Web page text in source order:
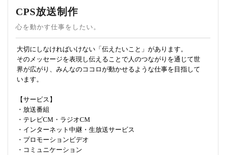
CPS放送制作
心を動かす仕事をしたい。
大切にしなければいけない「伝えたいこと」があります。
そのメッセージを表現し伝えることで人のつながりを通じて世
界が広がり、みんなのココロが動かせるような仕事を目指して
います。
【サービス】
・放送番組
・テレビCM・ラジオCM
・インターネット中継・生放送サービス
・プロモーションビデオ
・コミュニケーション